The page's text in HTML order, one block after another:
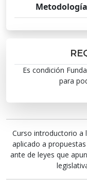
Metodología
Es condición
para
Curso introductorio a
aplicado a
ante de leyes que